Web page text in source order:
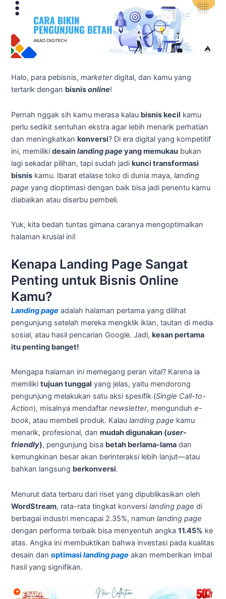
Halo, para pebisnis,marketerdigital, dan kamu yang
tertarik dengan bisnisonline!
Pernah nggak sih kamu merasa kalau bisnis kecil kamu
perlu sedikit sentuhan ekstra agar lebih menarik perhatian
dan meningkatkankonversi? Di era digital yang kompetitif
ini, memilikidesainlanding pageyang memukau bukan
lagi sekadar pilihan, tapi sudah jadikunci transformasi
bisnis kamu. Ibarat etalase toko di dunia maya,landing
page yang dioptimasi dengan baik bisa jadi penentu kamu
diabaikan atau diserbu pembeli.
Yuk, kita bedah tuntas gimana caranya mengoptimalkan
halaman krusial ini!
Kenapa Landing Page Sangat
Penting untuk Bisnis Online
Kamu?
Landing page adalah halaman pertama yang dilihat
pengunjung setelah mereka mengklik iklan, tautan di media
sosial, atau hasil pencarian Google. Jadi,kesan pertama
itu penting banget!
Mengapa halaman ini memegang peran vital? Karena ia
memilikitujuan tunggal yang jelas, yaitu mendorong
pengunjung melakukan satu aksi spesifik (Single Call-to-
Action), misalnya mendaftarnewsletter, mengunduhe-
book, atau membeli produk. Kalaulanding page kamu
menarik, profesional, danmudah digunakan (user-
friendly), pengunjung bisa betah berlama-lama dan
kemungkinan besar akan berinteraksi lebih lanjut—atau
bahkan langsung berkonversi.
Menurut data terbaru dari riset yang dipublikasikan oleh
WordStream, rata-rata tingkat konversilanding page di
berbagai industri mencapai 2.35%, namunlanding page
dengan performa terbaik bisa menyentuh angka11.45% ke
atas. Angka ini membuktikan bahwa investasi pada kualitas
desain danoptimasilanding page akan memberikan imbal
hasil yang signifikan.